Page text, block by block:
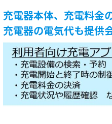
充電器本体、充電料金
充電器の電気代も提供